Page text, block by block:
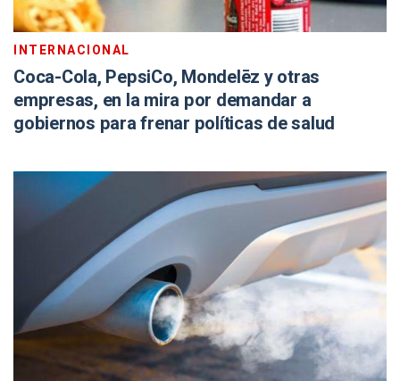
INTERNACIONAL
Coca-Cola, PepsiCo, Mondelēz y otras
empresas, en la mira por demandar a
gobiernos para frenar políticas de salud